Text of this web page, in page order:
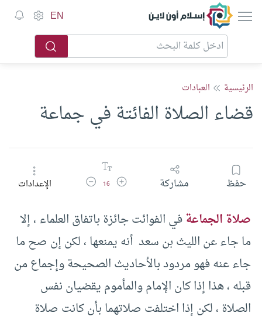
إسلام أون لاين EN
الرئيسية العبادات
قضاء الصلاة الفائتة في جماعة
حفظ مشاركة زيادة حجم الخط
16 تقليل حجم الخطالإعدادات
صلاة الجماعةفي الفوائت جائزة باتفاق العلماء ، إلا
ما جاء عن الليث بن سعد أنه يمنعها ، لكن إن صح ما
جاء عنه فهو مردود بالأحاديث الصحيحة وإجماع من
قبله ، هذا إذا كان الإمام والمأموم يقضيان نفس
الصلاة ، لكن إذا اختلفت صلاتهما بأن كانت صلاة